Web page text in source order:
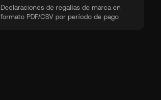
Declaraciones de regalías de marca en
formato PDF/CSV por período de pago